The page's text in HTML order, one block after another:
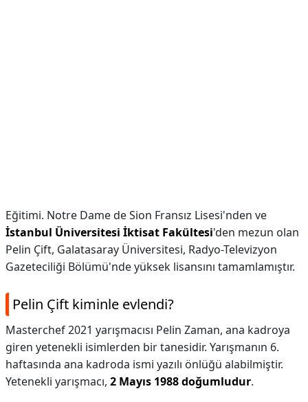
Eğitimi. Notre Dame de Sion Fransız Lisesi'nden ve
İstanbul Üniversitesi İktisat Fakültesi'den mezun olan
Pelin Çift, Galatasaray Üniversitesi, Radyo-Televizyon
Gazeteciliği Bölümü'nde yüksek lisansını tamamlamıştır.
Pelin Çift kiminle evlendi?
Masterchef 2021 yarışmacısı Pelin Zaman, ana kadroya
giren yetenekli isimlerden bir tanesidir. Yarışmanın 6.
haftasında ana kadroda ismi yazılı önlüğü alabilmiştir.
Yetenekli yarışmacı, 2 Mayıs 1988 doğumludur.